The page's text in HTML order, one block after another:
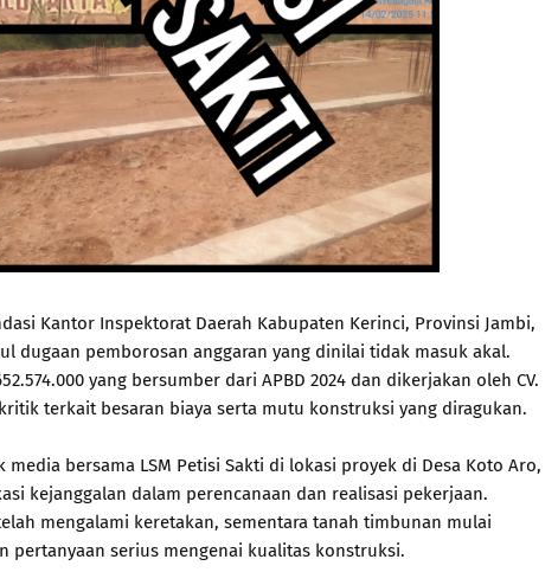
Kantor Inspektorat Daerah Kabupaten Kerinci, Provinsi Jambi,
dugaan pemborosan anggaran yang dinilai tidak masuk akal.
yang bersumber dari APBD 2024 dan dikerjakan oleh CV.
terkait besaran biaya serta mutu konstruksi yang diragukan.
bersama LSM Petisi Sakti di lokasi proyek di Desa Koto Aro,
kejanggalan dalam perencanaan dan realisasi pekerjaan.
mengalami keretakan, sementara tanah timbunan mulai
pertanyaan serius mengenai kualitas konstruksi.